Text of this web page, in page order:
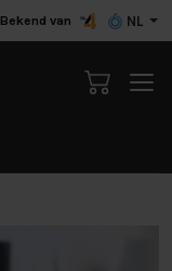
Bekend van NL